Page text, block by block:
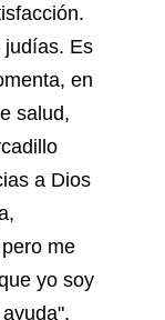
judías. Es
en
salud,
a Dios
me
yo soy